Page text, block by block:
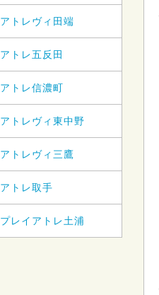
アトレヴィ田端
アトレ五反田
アトレ信濃町
アトレヴィ東中野
アトレヴィ三鷹
アトレ取手
プレイアトレ土浦